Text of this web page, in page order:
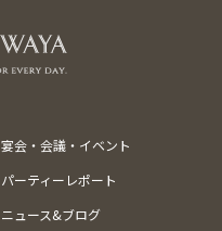
宴会・会議・イベント
パーティーレポート
ニュース&ブログ